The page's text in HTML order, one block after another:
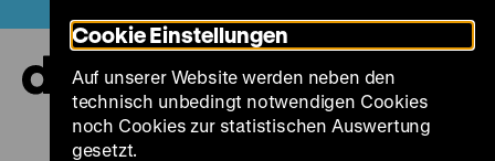
zum
Seiteninhalt
springen
Cookie Einstellungen
Auf unserer Website werden neben den
technisch unbedingt notwendigen Cookies
noch Cookies zur statistischen Auswertung
gesetzt.